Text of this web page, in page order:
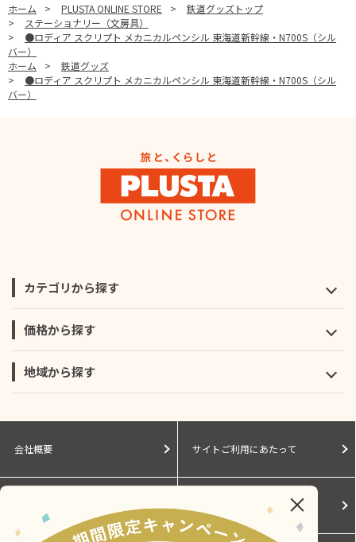
ホーム > PLUSTA ONLINE STORE >
鉄道グッズトップ
>
ステーショナリー（文房具）
>
●ロディア スクリプト メカニカルペンシル 東海道新幹線・N700S（シル
バー）
ホーム
>
鉄道グッズ
>
●ロディア スクリプト メカニカルペンシル 東海道新幹線・N700S（シル
バー）
カテゴリから探す
価格から探す
地域から探す
会社概要 サイトご利用にあたって